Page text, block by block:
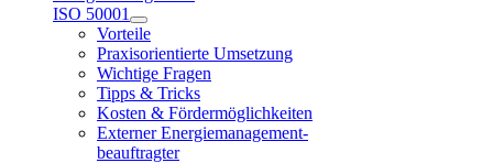
ISO 50001
Vorteile
Praxisorientierte Umsetzung
Wichtige Fragen
Tipps & Tricks
Kosten & Fördermöglichkeiten
Externer Energiemanagement-
beauftragter